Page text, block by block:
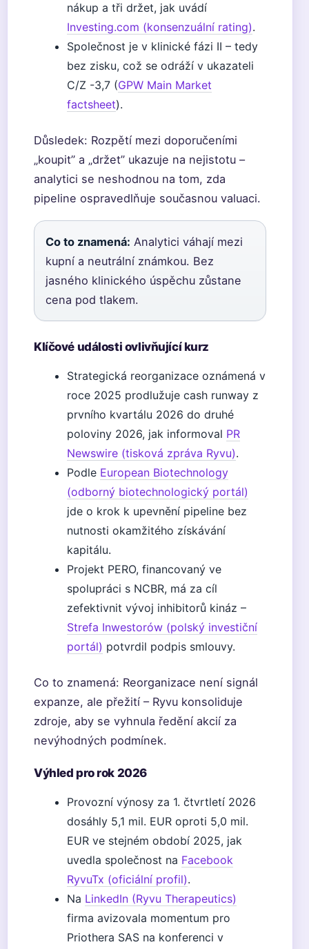
nákup a tři držet, jak uvádí
Investing.com (konsenzuální rating).
Společnost je v klinické fázi II – tedy
bez zisku, což se odráží v ukazateli
C/Z -3,7 (GPW Main Market
factsheet).
Důsledek: Rozpětí mezi doporučeními
„koupit” a „držet” ukazuje na nejistotu –
analytici se neshodnou na tom, zda
pipeline ospravedlňuje současnou valuaci.
Co to znamená: Analytici váhají mezi
kupní a neutrální známkou. Bez
jasného klinického úspěchu zůstane
cena pod tlakem.
Klíčové události ovlivňující kurz
Strategická reorganizace oznámená v
roce 2025 prodlužuje cash runway z
prvního kvartálu 2026 do druhé
poloviny 2026, jak informoval PR
Newswire (tisková zpráva Ryvu).
Podle European Biotechnology
(odborný biotechnologický portál)
jde o krok k upevnění pipeline bez
nutnosti okamžitého získávání
kapitálu.
Projekt PERO, financovaný ve
spolupráci s NCBR, má za cíl
zefektivnit vývoj inhibitorů kináz –
Strefa Inwestorów (polský investiční
portál) potvrdil podpis smlouvy.
Co to znamená: Reorganizace není signál
expanze, ale přežití – Ryvu konsoliduje
zdroje, aby se vyhnula ředění akcií za
nevýhodných podmínek.
Výhled pro rok 2026
Provozní výnosy za 1. čtvrtletí 2026
dosáhly 5,1 mil. EUR oproti 5,0 mil.
EUR ve stejném období 2025, jak
uvedla společnost na Facebook
RyvuTx (oficiální profil).
Na LinkedIn (Ryvu Therapeutics)
firma avizovala momentum pro
Priothera SAS na konferenci v